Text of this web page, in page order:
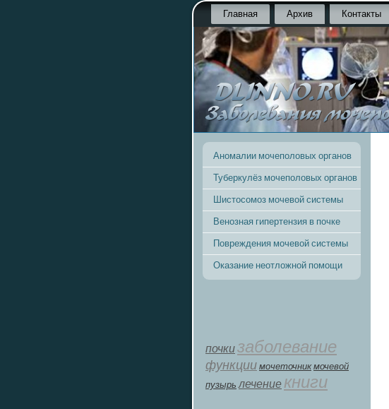
Главная Архив Контакты
Аномалии мочеполовых органов
Туберкулёз мочеполовых органов
Шистосомоз мочевой системы
Венозная гипертензия в почке
Повреждения мочевой системы
Оказание неотложной помощи
почкизаболевание
функции мοчеточник мочевой
пузырь лечение книги